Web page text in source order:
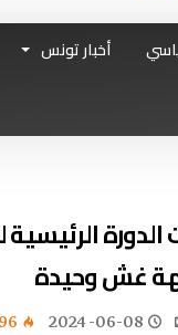
أخبار تونس
الدورة
2024-06-08